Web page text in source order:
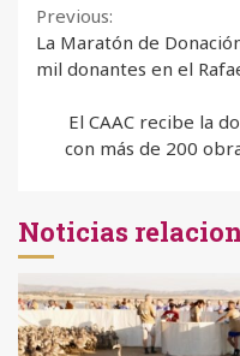
Continue
Reading
Previous:
La Maratón de
mil donantes en el
El CAAC recibe la
con más de 200
Noticias